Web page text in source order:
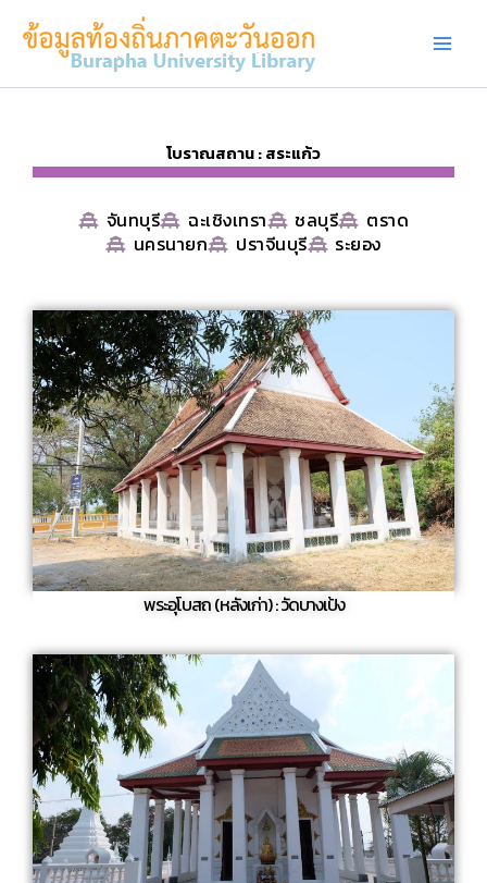
โบราณสถาน : สระแก้ว
จันทบุรี ฉะเชิงเทรา ชลบุรี
ตราด
นครนายก
ปราจีนบุรี ระยอง
พระอุโบสถ (หลังเก่า) : วัดบางเป้ง